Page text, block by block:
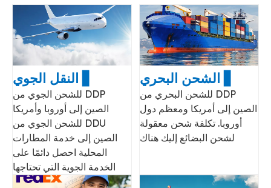
▋ الشحن البحري
DDP للشحن البحري من
الصين إلى أمريكا ومعظم دول
أوروبا. تكلفة شحن معقولة
لشحن البضائع إليك هناك
▋ النقل الجوي
DDP للشحن الجوي من
الصين إلى أوروبا وأمريكا
DDU للشحن الجوي من
الصين إلى خدمة المطارات
المحلية احصل دائمًا على
الخدمة الجوية التي تحتاجها